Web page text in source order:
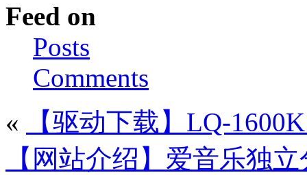
Feed on
Posts
Comments
«
【驱动下载】LQ-
【网站介绍】爱音乐独